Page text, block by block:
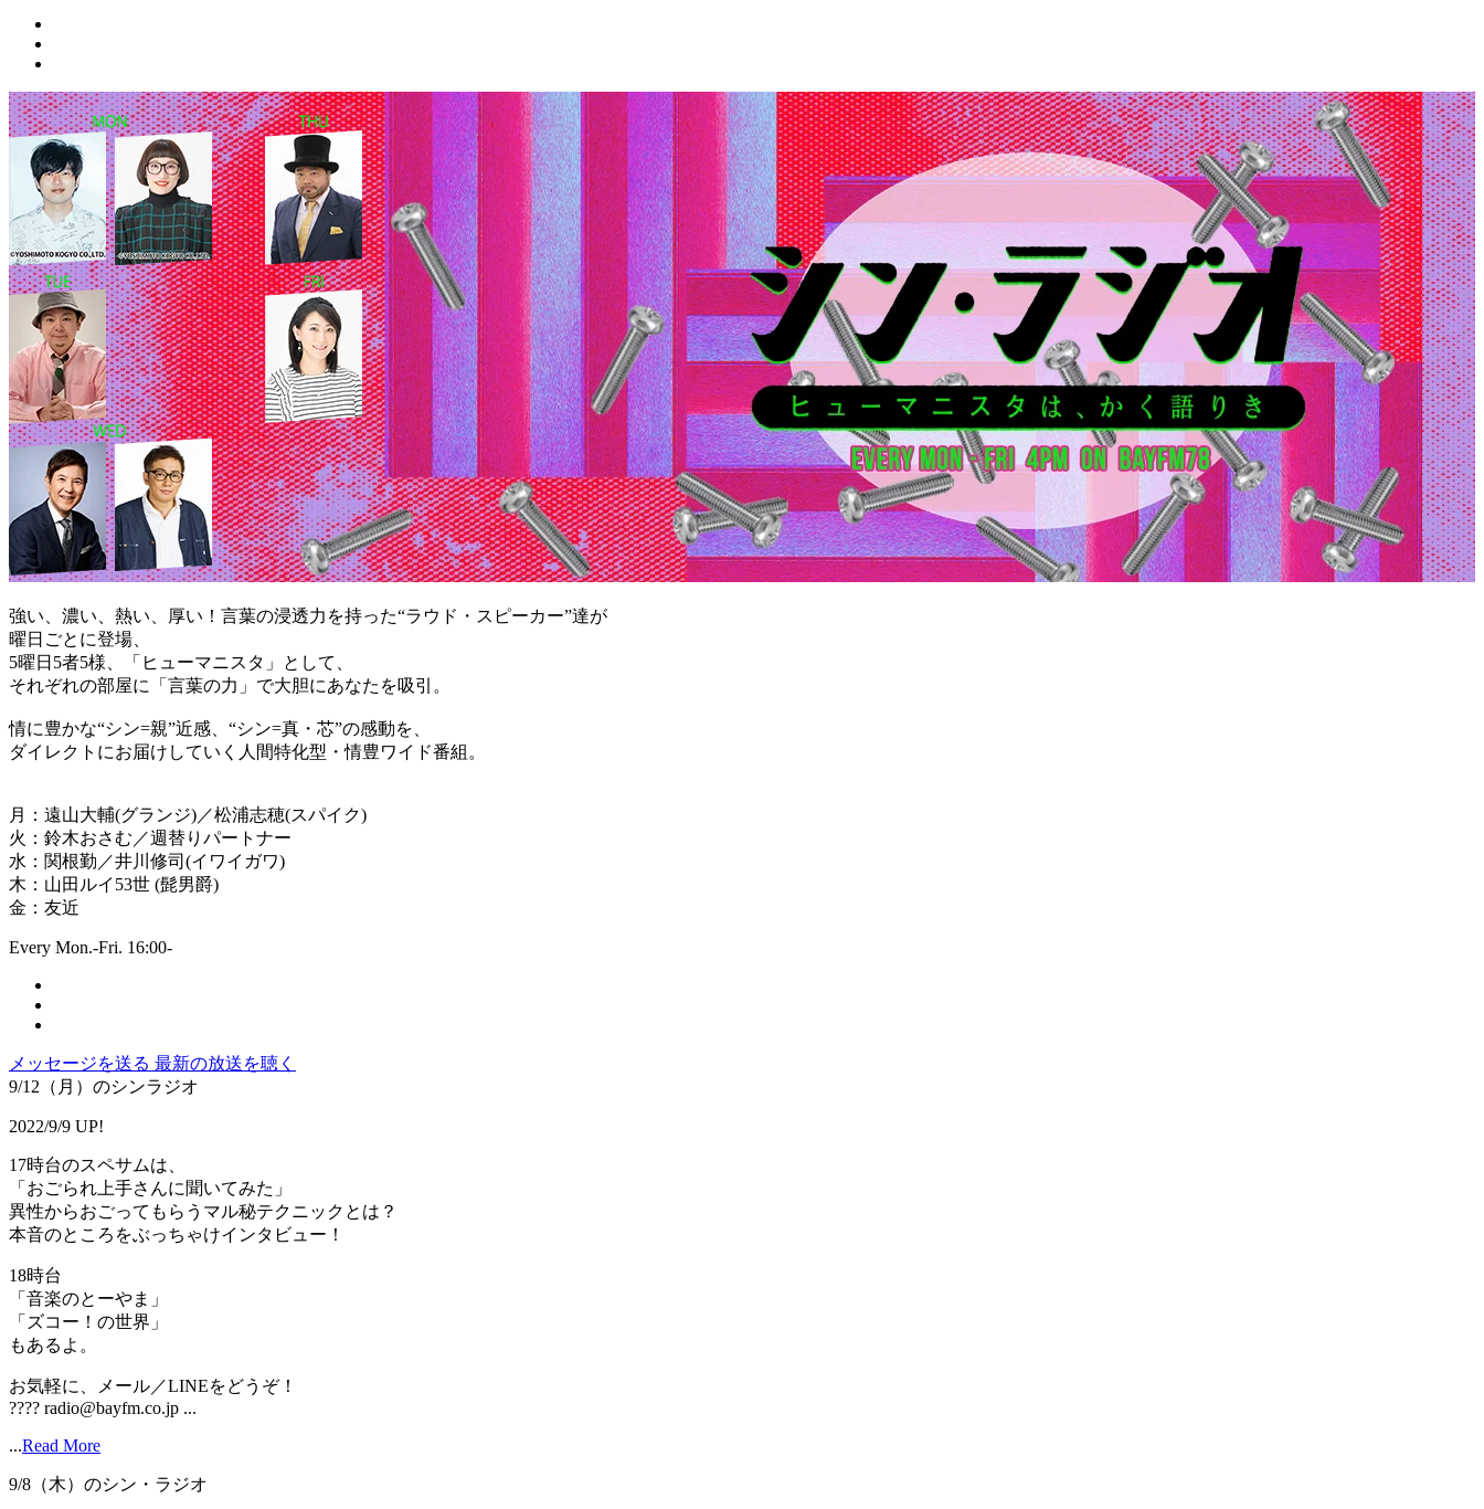
強い、濃い、熱い、厚い！言葉の浸透力を持った“ラウド・スピーカー”達が
曜日ごとに登場、
5曜日5者5様、「ヒューマニスタ」として、
それぞれの部屋に「言葉の力」で大胆にあなたを吸引。
情に豊かな“シン=親”近感、“シン=真・芯”の感動を、
ダイレクトにお届けしていく人間特化型・情豊ワイド番組。
月：遠山大輔(グランジ)／松浦志穂(スパイク)
火：鈴木おさむ／週替りパートナー
水：関根勤／井川修司(イワイガワ)
木：山田ルイ53世 (髭男爵)
金：友近
Every Mon.-Fri. 16:00-
メッセージを送る 最新の放送を聴く
9/12（月）のシンラジオ
2022/9/9 UP!
17時台のスペサムは、
「おごられ上手さんに聞いてみた」
異性からおごってもらうマル秘テクニックとは？
本音のところをぶっちゃけインタビュー！
18時台
「音楽のとーやま」
「ズコー！の世界」
もあるよ。
お気軽に、メール／LINEをどうぞ！
???? radio@bayfm.co.jp ...
...Read More
9/8（木）のシン・ラジオ